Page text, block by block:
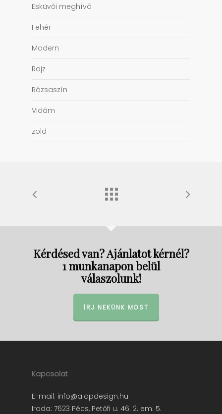
Esküvői meghívó
Fehér
Modern
Rajz
Rózsaszín
Vidám
zöld
Kérdésed van? Ajánlatot kérnél?
1 munkanapon belül
válaszolunk!
ÍRJ NEKÜNK MOST
Kapcsolat
E-mail: info@alapdesign.hu
Iroda: 7623 Pécs, Petőfi u. 46. 2. em. 5.